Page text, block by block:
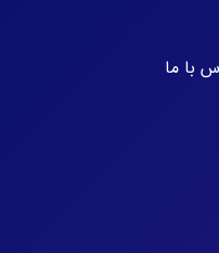
با ما